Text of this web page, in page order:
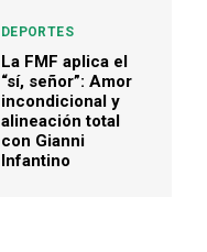
DEPORTES
La FMF aplica el
“sí, señor”: Amor
incondicional y
alineación total
con Gianni
Infantino